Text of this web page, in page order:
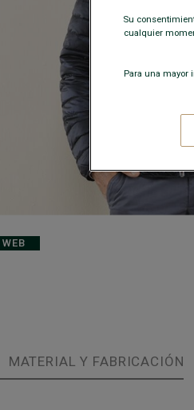
MATERIAL Y FABRICACIÓN
Su
cualquier
Para una mayor